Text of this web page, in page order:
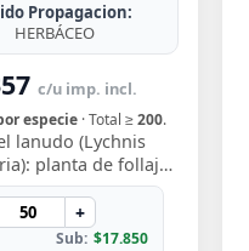
Propagacion:
HERBÁCEO
c/u imp. incl.
especie · Total ≥200.
lanudo (Lychnis
planta de follaje
y vibrantes
en verano.
Rústica y…
+
Sub: $17.850